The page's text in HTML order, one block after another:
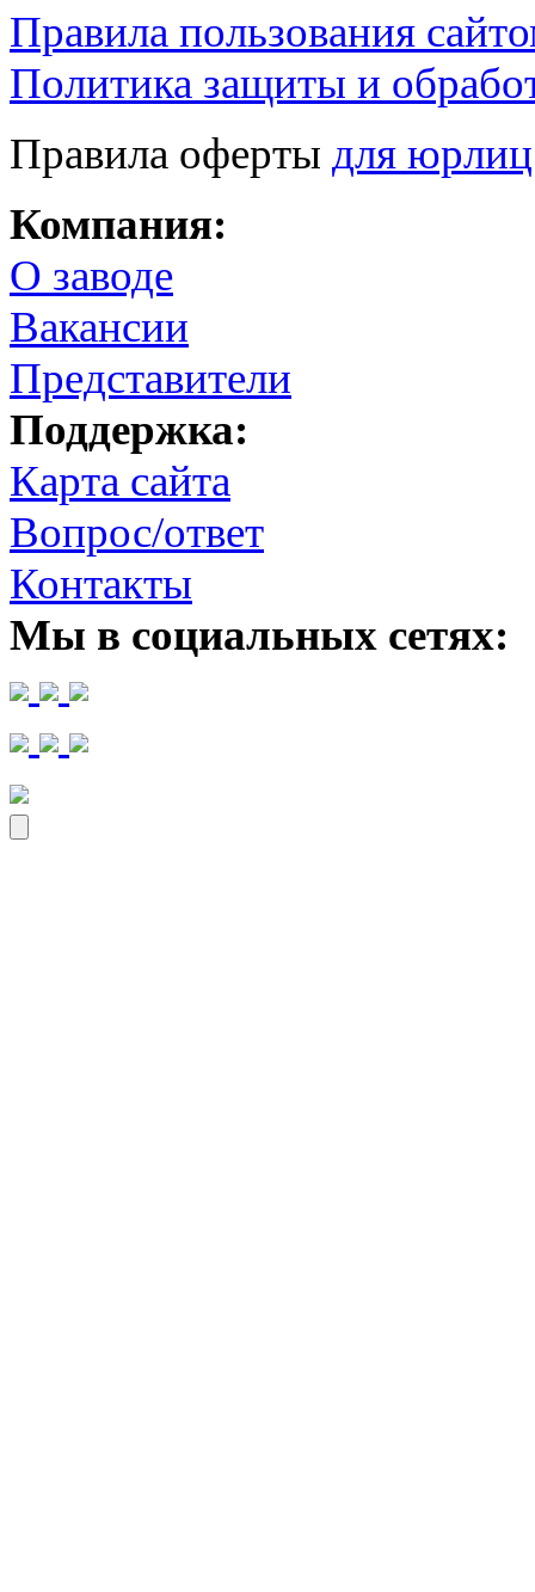
Правила пользования
Политика защиты и
Правила оферты для
Компания:
О заводе
Вакансии
Представители
Поддержка:
Карта сайта
Вопрос/ответ
Контакты
Мы в социальных сетях: